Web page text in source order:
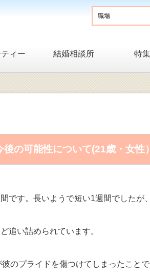
ィー 結婚相談所 特
の可能性について(21歳・女性
です。長いようで短い1週間でしたが
追い詰められています。
のプライドを傷つけてしまったこと